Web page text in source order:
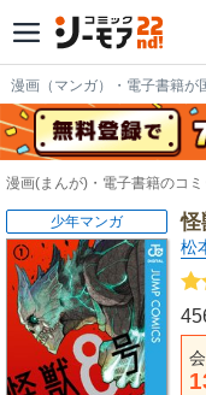
漫画（マンガ）・電子書籍が
漫画(まんが)・電子書籍のコ
怪
松
少年マンガ